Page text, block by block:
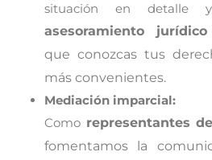
situación en detalle
asesoramiento
que conozcas tus
más convenientes.
Mediación imparcial:
Como representantes
fomentamos la